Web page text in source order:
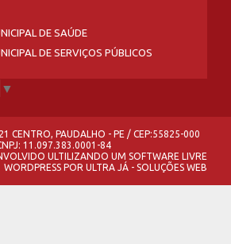
DE SAÚDE
DE SERVIÇOS PÚBLICOS
▼
CENTRO, PAUDALHO - PE / CEP:55825-000
11.097.383.0001-84
ULTILIZANDO UM SOFTWARE LIVRE
WORDPRESS POR ULTRA JÁ - SOLUÇÕES WEB